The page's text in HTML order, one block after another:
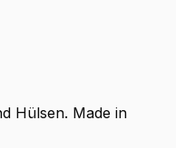
Hülsen. Made in